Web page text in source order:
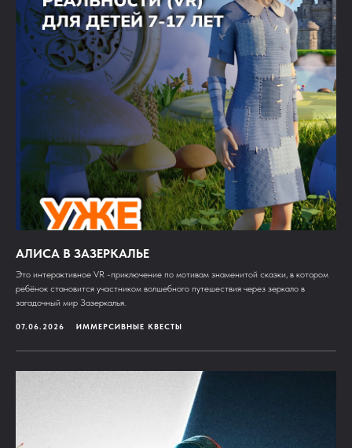
АЛИСА В ЗАЗЕРКАЛЬЕ
Это интерактивное VR -приключение по мотивам знаменитой сказки, в котором
ребёнок становится участником волшебного путешествия через зеркало в
загадочный мир Зазеркалья.
07.06.2026 ИММЕРСИВНЫЕ КВЕСТЫ